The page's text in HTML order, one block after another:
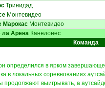
Тринидад
Монтевидео
Марокас Монтевидео
ла Арена Канелонес
Команда
определился в ярком
в локальных соревнованиях
продолжают выигрывать, а